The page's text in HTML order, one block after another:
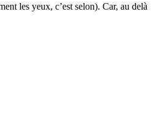
les yeux, c’est selon). Car, au delà